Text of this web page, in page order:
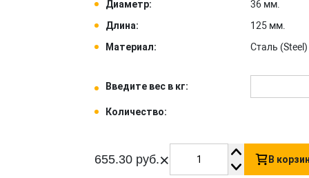
Диаметр:
36 мм.
Длина:
125 мм.
Материал:
Сталь (Steel) .
Введите вес в кг:
Количество:
655.30 руб.× В